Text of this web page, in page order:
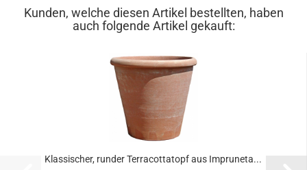
Kunden, welche diesen Artikel bestellten, haben
auch folgende Artikel gekauft:
Klassischer, runder Terracottatopf aus Impruneta...